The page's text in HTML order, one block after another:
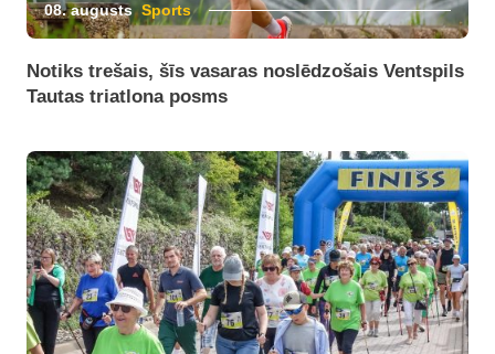
08. augusts Sports
Notiks trešais, šīs vasaras noslēdzošais Ventspils
Tautas triatlona posms